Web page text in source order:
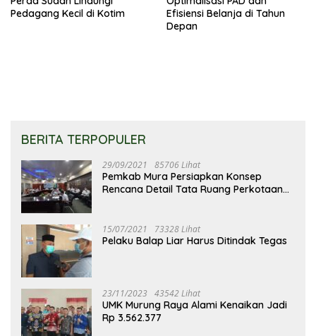
Pedagang Kecil di Kotim
Efisiensi Belanja di Tahun
Depan
BERITA TERPOPULER
29/09/2021 85706 Lihat
Pemkab Mura Persiapkan Konsep
Rencana Detail Tata Ruang Perkotaan
15/07/2021 73328 Lihat
Pelaku Balap Liar Harus Ditindak Tegas
23/11/2023 43542 Lihat
UMK Murung Raya Alami Kenaikan Jadi
Rp 3.562.377